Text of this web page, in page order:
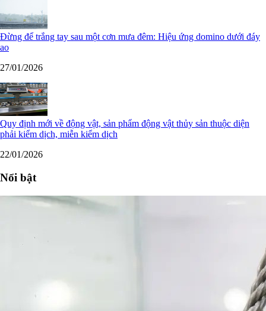
Đừng để trắng tay sau một cơn mưa đêm: Hiệu ứng domino dưới đáy
ao
27/01/2026
Quy định mới về động vật, sản phẩm động vật thủy sản thuộc diện
phải kiểm dịch, miễn kiểm dịch
22/01/2026
Nổi bật